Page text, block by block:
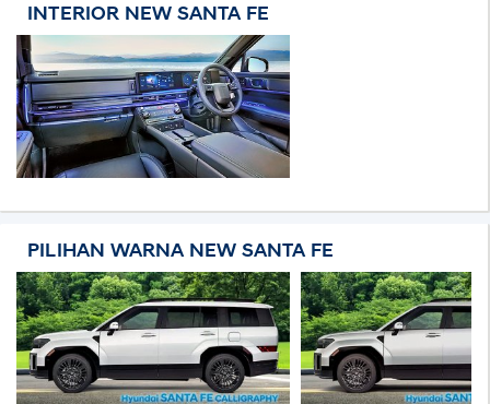
INTERIOR NEW SANTA FE
PILIHAN WARNA NEW SANTA FE